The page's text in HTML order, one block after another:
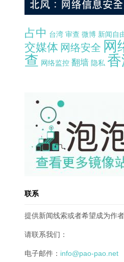
占中 台湾 审查 微博 新闻自
交媒体 网络安全 网
查 网络监控 翻墙 隐私
pao-pao-banner-mirror-
联系
提供新闻线索或者希望成为作
请联系我们：
电子邮件： info@pao-pao.net